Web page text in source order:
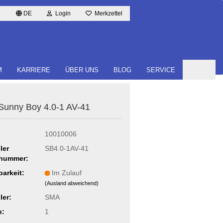
DE Login Merkzettel
KARRIERE ÜBER UNS BLOG SERVICE
Boy 4.0-1 AV-41
10010006
SB4.0-1AV-41
Im Zulauf
(Ausland abweichend)
SMA
1